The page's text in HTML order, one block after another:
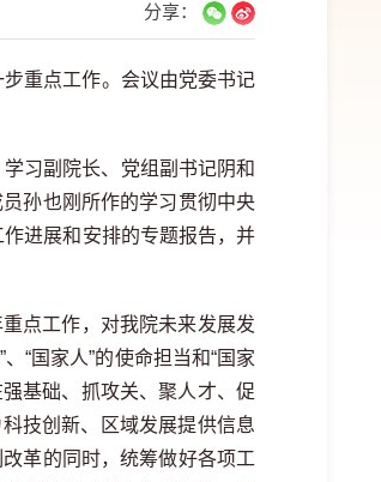
分享：
重点工作。会议由党委书记
习副院长、党组副书记阴和
孙也刚所作的学习贯彻中央
进展和安排的专题报告，并
点工作，对我院未来发展发
“国家人”的使命担当和“国家
强基础、抓攻关、聚人才、促
技创新、区域发展提供信息
革的同时，统筹做好各项工